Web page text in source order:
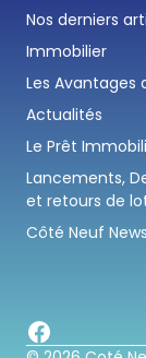
Nos derniers
Immobilier
Les Avantages
Actualités
Le Prêt
Lancements,
et retours de
Côté Neuf News